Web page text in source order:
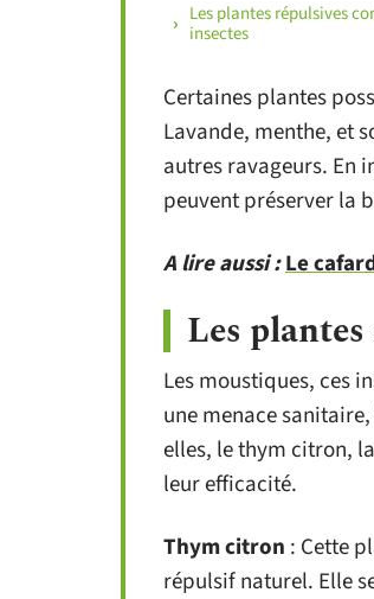
Les plantes répulsives
insectes
Certaines plantes
Lavande, menthe, et
autres ravageurs. En
peuvent préserver la
A lire aussi :Le
Les
Les moustiques, ces
une menace
elles, le thym citron,
leur efficacité.
Thym citron : Cette
répulsif naturel. Elle